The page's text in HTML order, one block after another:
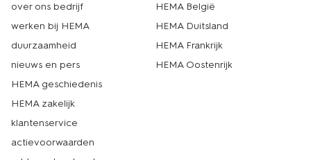
over ons bedrijf
werken bij HEMA
duurzaamheid
nieuws en pers
HEMA geschiedenis
HEMA zakelijk
klantenservice
actievoorwaarden
HEMA België
HEMA Duitsland
HEMA Frankrijk
HEMA Oostenrijk